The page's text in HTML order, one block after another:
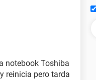
notebook Toshiba
reinicia pero tarda